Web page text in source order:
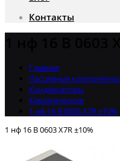
Контакты
Главная
Пассивные компоненты
Конденсаторы
Керамические
1 нф 16 В 0603 X7R ±10%
1 нф 16 В 0603 X7R ±10%